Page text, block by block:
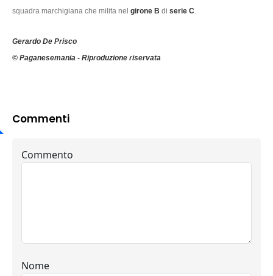
squadra marchigiana che milita nel girone B di serie C.
Gerardo De Prisco
© Paganesemania - Riproduzione riservata
Commenti